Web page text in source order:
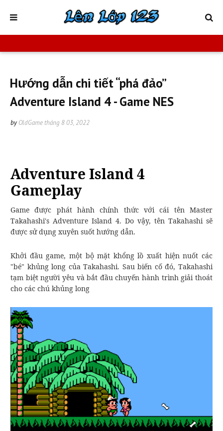
Hướng dẫn chi tiết “phá đảo”
Adventure Island 4 - Game NES
by OldGame tháng 8 03, 2022
Adventure Island 4
Gameplay
Game được phát hành chính thức với cái tên Master
Takahashi's Adventure Island 4. Do vậy, tên Takahashi sẽ
được sử dụng xuyên suốt hướng dẫn.
Khởi đầu game, một bộ mặt khổng lồ xuất hiện nuốt các
"bé" khủng long của Takahashi. Sau biến cố đó, Takahashi
tạm biệt người yêu và bắt đầu chuyến hành trình giải thoát
cho các chú khủng long